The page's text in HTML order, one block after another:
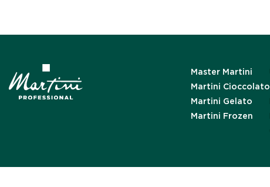
Master Martini
Martini Cioccolato
Martini Gelato
Martini Frozen